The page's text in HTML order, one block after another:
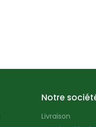
Notre
Livraison